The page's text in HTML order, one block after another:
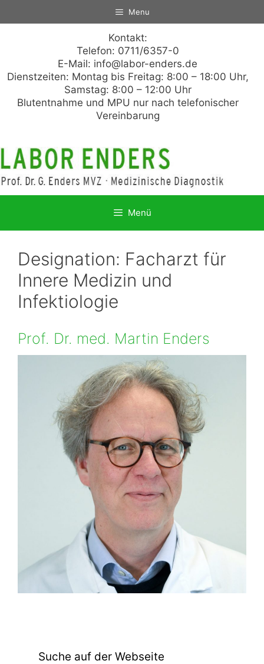
Menu
Kontakt:
Telefon: 0711/6357-0
E-Mail: info@labor-enders.de
Dienstzeiten: Montag bis Freitag: 8:00 – 18:00 Uhr,
Samstag: 8:00 – 12:00 Uhr
Blutentnahme und MPU nur nach telefonischer
Vereinbarung
Menü
Designation: Facharzt für
Innere Medizin und
Infektiologie
Prof. Dr. med. Martin Enders
Suche auf der Webseite